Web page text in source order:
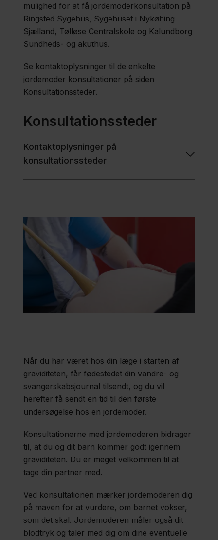
Oversigt
over
graviditets-
barselsforløb
Kontakt
mulighed for at få jordemoderkonsultation på
Ringsted Sygehus, Sygehuset i Nykøbing
Sjælland, Tølløse Centralskole og Kalundborg
Sundheds- og akuthus.
Se kontaktoplysninger til de enkelte
jordemoder konsultationer på siden
Konsultationssteder.
Konsultationssteder
Kontaktoplysninger på
konsultationssteder
Når du har været hos din læge i starten af
graviditeten, får fødestedet din vandre- og
svangerskabsjournal tilsendt, og du vil
herefter få sendt en tid til den første
undersøgelse hos en jordemoder.
Konsultationerne med jordemoderen bidrager
til, at du og dit barn kommer godt igennem
graviditeten. Du er meget velkommen til at
tage din partner med.
Ved konsultationen mærker jordemoderen dig
på maven for at vurdere, om barnet vokser,
som det skal. Jordemoderen måler også dit
blodtryk og taler med dig om dine eventuelle